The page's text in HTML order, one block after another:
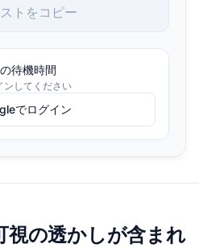
トをコピー
待機時間
ンしてください
でログイン
視の透かしが含まれ